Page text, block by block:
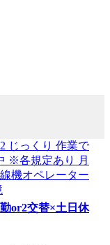
or2交替×土日休